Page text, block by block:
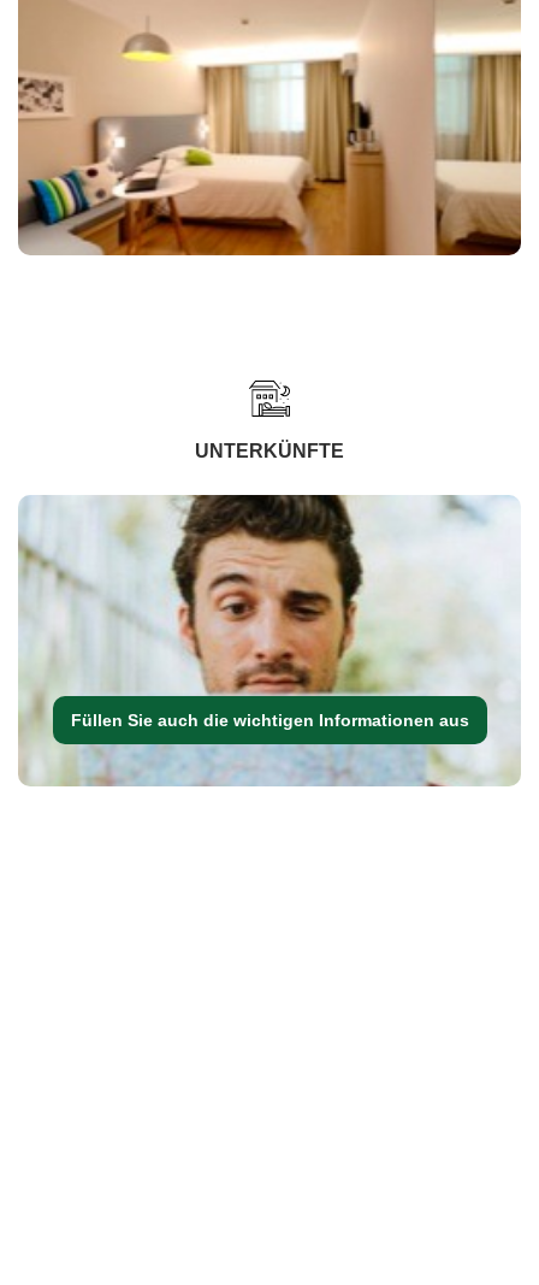
UNTERKÜNFTE
Füllen Sie auch die wichtigen Informationen aus